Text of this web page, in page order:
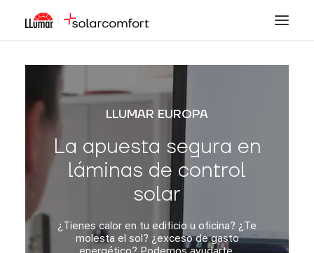
CONTROL SOLAR
SEGURIDAD
DECORACIÓN
TINTADO DE LUNAS
PPF
TIENDA
LLUMAR EUROPA
La apuesta segura en
láminas de control
solar
¿Tienes calor en tu edificio u oficina? ¿Te
molesta el sol? ¿exceso de gasto